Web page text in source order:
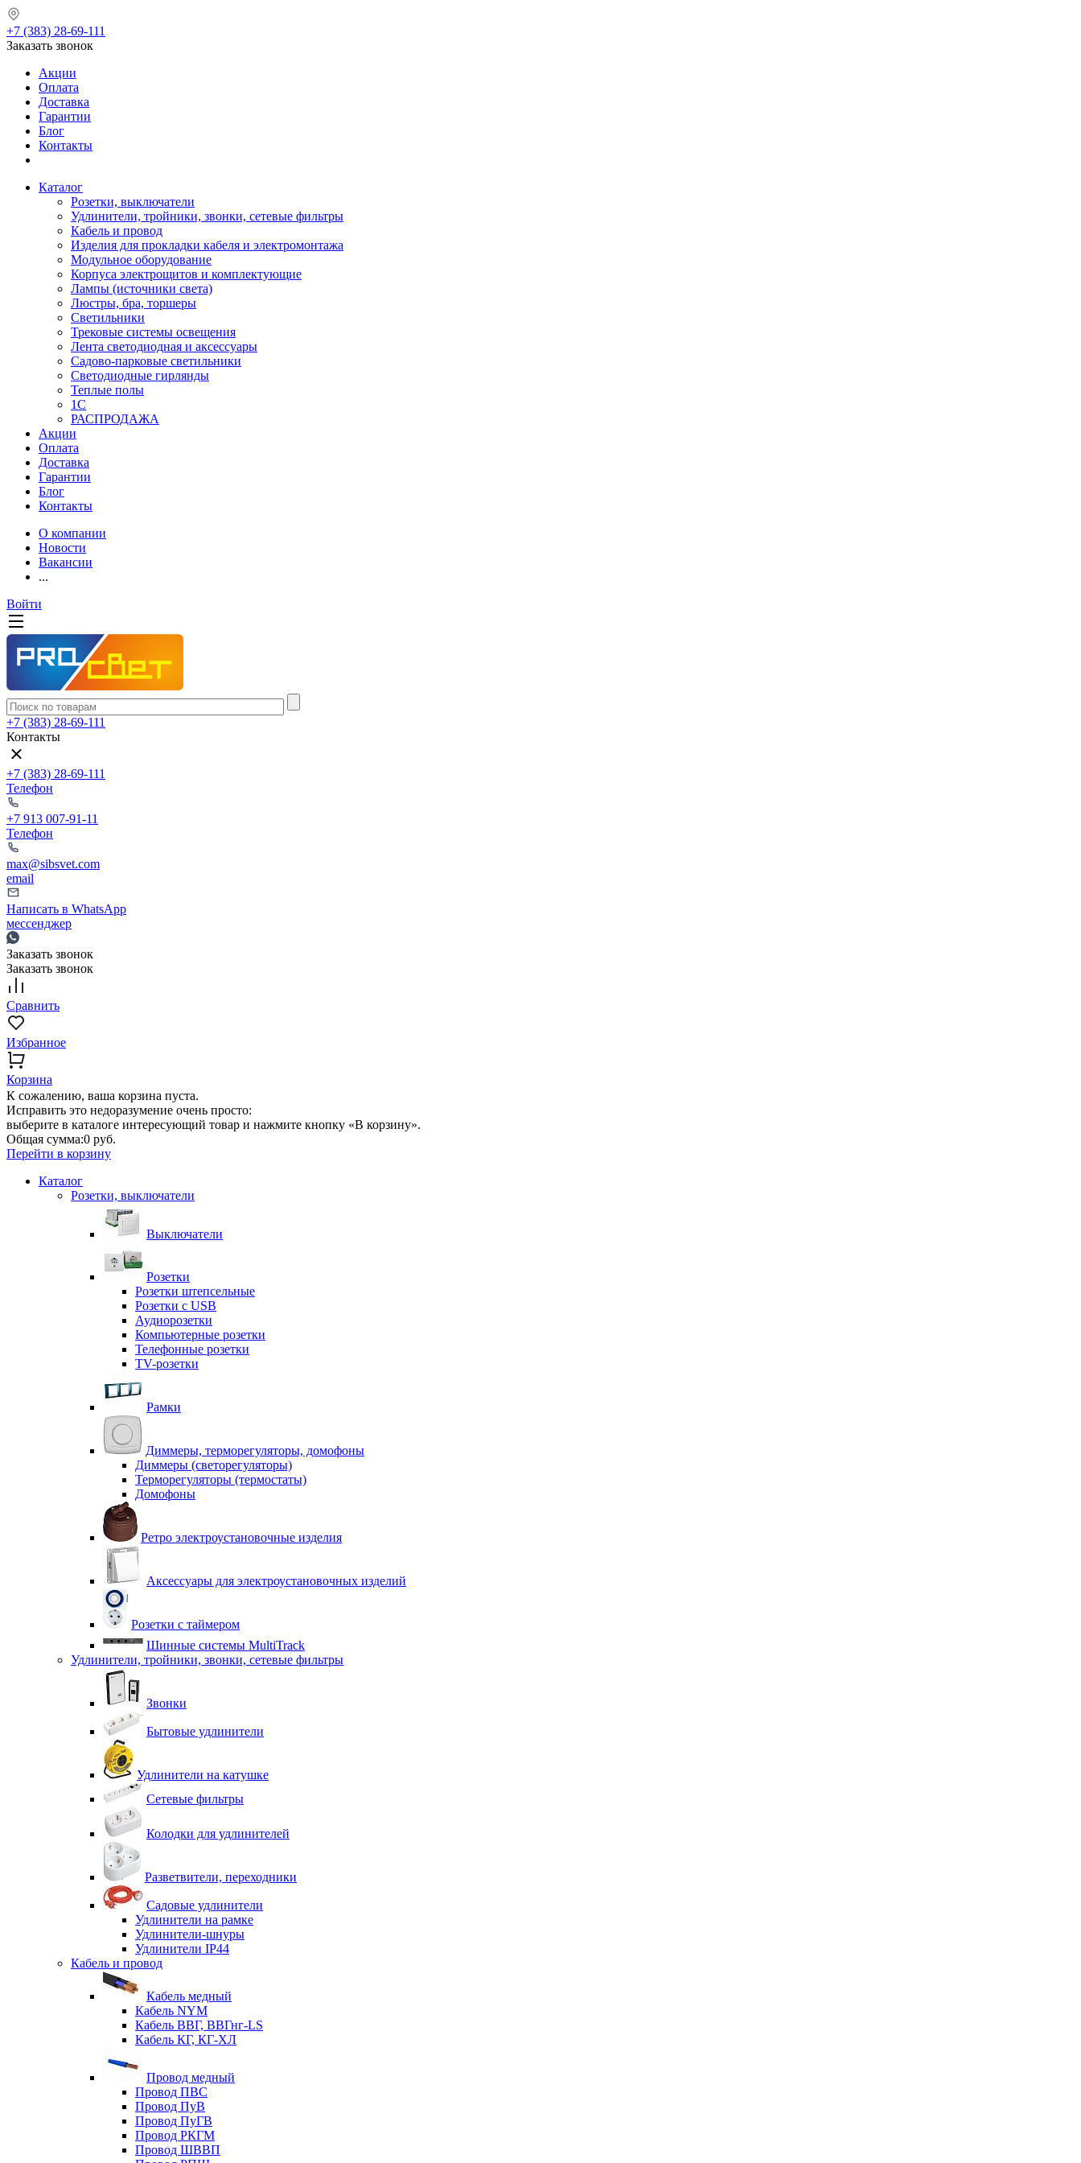
+7 (383) 28-69-111
Заказать звонок
Акции
Оплата
Доставка
Гарантии
Блог
Контакты
Каталог
Розетки, выключатели
Удлинители, тройники, звонки, сетевые фильтры
Кабель и провод
Изделия для прокладки кабеля и электромонтажа
Модульное оборудование
Корпуса электрощитов и комплектующие
Лампы (источники света)
Люстры, бра, торшеры
Светильники
Трековые системы освещения
Лента светодиодная и аксессуары
Садово-парковые светильники
Светодиодные гирлянды
Теплые полы
1С
РАСПРОДАЖА
Акции
Оплата
Доставка
Гарантии
Блог
Контакты
О компании
Новости
Вакансии
...
Войти
+7 (383) 28-69-111
Контакты
+7 (383) 28-69-111
Телефон
+7 913 007-91-11
Телефон
max@sibsvet.com
email
Написать в WhatsApp
мессенджер
Заказать звонок
Заказать звонок
Сравнить
Избранное
Корзина
К сожалению, ваша корзина пуста.
Исправить это недоразумение очень просто:
выберите в каталоге интересующий товар и нажмите кнопку «В корзину».
Общая сумма:0 руб.
Перейти в корзину
Каталог
Розетки, выключатели
Выключатели
Розетки
Розетки штепсельные
Розетки с USB
Аудиорозетки
Компьютерные розетки
Телефонные розетки
TV-розетки
Рамки
Диммеры, терморегуляторы, домофоны
Диммеры (светорегуляторы)
Терморегуляторы (термостаты)
Домофоны
Ретро электроустановочные изделия
Аксессуары для электроустановочных изделий
Розетки с таймером
Шинные системы MultiTrack
Удлинители, тройники, звонки, сетевые фильтры
Звонки
Бытовые удлинители
Удлинители на катушке
Сетевые фильтры
Колодки для удлинителей
Разветвители, переходники
Садовые удлинители
Удлинители на рамке
Удлинители-шнуры
Удлинители IP44
Кабель и провод
Кабель медный
Кабель NYM
Кабель ВВГ, ВВГнг-LS
Кабель КГ, КГ-ХЛ
Провод медный
Провод ПВС
Провод ПуВ
Провод ПуГВ
Провод РКГМ
Провод ШВВП